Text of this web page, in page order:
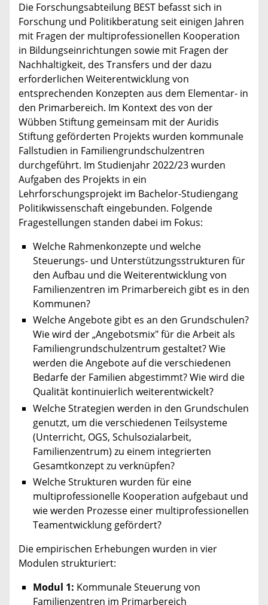
Die Forschungsabteilung BEST befasst sich in
Forschung und Politikberatung seit einigen Jahren
mit Fragen der multiprofessionellen Kooperation
in Bildungseinrichtungen sowie mit Fragen der
Nachhaltigkeit, des Transfers und der dazu
erforderlichen Weiterentwicklung von
entsprechenden Konzepten aus dem Elementar- in
den Primarbereich. Im Kontext des von der
Wübben Stiftung gemeinsam mit der Auridis
Stiftung geförderten Projekts wurden kommunale
Fallstudien in Familiengrundschulzentren
durchgeführt. Im Studienjahr 2022/23 wurden
Aufgaben des Projekts in ein
Lehrforschungsprojekt im Bachelor-Studiengang
Politikwissenschaft eingebunden. Folgende
Fragestellungen standen dabei im Fokus:
Welche Rahmenkonzepte und welche
Steuerungs- und Unterstützungsstrukturen für
den Aufbau und die Weiterentwicklung von
Familienzentren im Primarbereich gibt es in den
Kommunen?
Welche Angebote gibt es an den Grundschulen?
Wie wird der „Angebotsmix" für die Arbeit als
Familiengrundschulzentrum gestaltet? Wie
werden die Angebote auf die verschiedenen
Bedarfe der Familien abgestimmt? Wie wird die
Qualität kontinuierlich weiterentwickelt?
Welche Strategien werden in den Grundschulen
genutzt, um die verschiedenen Teilsysteme
(Unterricht, OGS, Schulsozialarbeit,
Familienzentrum) zu einem integrierten
Gesamtkonzept zu verknüpfen?
Welche Strukturen wurden für eine
multiprofessionelle Kooperation aufgebaut und
wie werden Prozesse einer multiprofessionellen
Teamentwicklung gefördert?
Die empirischen Erhebungen wurden in vier
Modulen strukturiert:
Modul 1: Kommunale Steuerung von
Familienzentren im Primarbereich